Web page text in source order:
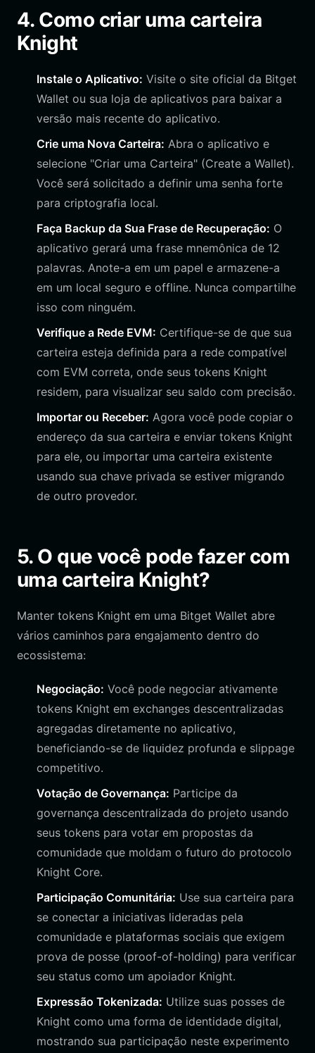
4. Como criar uma carteira
Knight
Instale o Aplicativo: Visite o site oficial da Bitget
Wallet ou sua loja de aplicativos para baixar a
versão mais recente do aplicativo.
Crie uma Nova Carteira: Abra o aplicativo e
selecione "Criar uma Carteira" (Create a Wallet).
Você será solicitado a definir uma senha forte
para criptografia local.
Faça Backup da Sua Frase de Recuperação: O
aplicativo gerará uma frase mnemônica de 12
palavras. Anote-a em um papel e armazene-a
em um local seguro e offline. Nunca compartilhe
isso com ninguém.
Verifique a Rede EVM: Certifique-se de que sua
carteira esteja definida para a rede compatível
com EVM correta, onde seus tokens Knight
residem, para visualizar seu saldo com precisão.
Importar ou Receber: Agora você pode copiar o
endereço da sua carteira e enviar tokens Knight
para ele, ou importar uma carteira existente
usando sua chave privada se estiver migrando
de outro provedor.
5. O que você pode fazer com
uma carteira Knight?
Manter tokens Knight em uma Bitget Wallet abre
vários caminhos para engajamento dentro do
ecossistema:
Negociação: Você pode negociar ativamente
tokens Knight em exchanges descentralizadas
agregadas diretamente no aplicativo,
beneficiando-se de liquidez profunda e slippage
competitivo.
Votação de Governança: Participe da
governança descentralizada do projeto usando
seus tokens para votar em propostas da
comunidade que moldam o futuro do protocolo
Knight Core.
Participação Comunitária: Use sua carteira para
se conectar a iniciativas lideradas pela
comunidade e plataformas sociais que exigem
prova de posse (proof-of-holding) para verificar
seu status como um apoiador Knight.
Expressão Tokenizada: Utilize suas posses de
Knight como uma forma de identidade digital,
mostrando sua participação neste experimento